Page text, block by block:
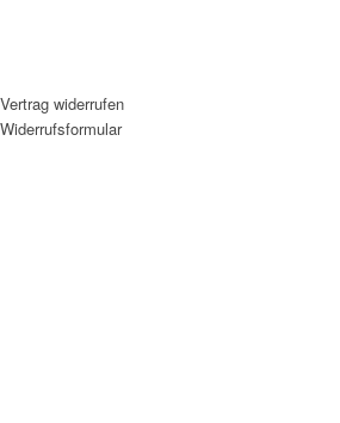
Vertrag widerrufen
Widerrufsformular